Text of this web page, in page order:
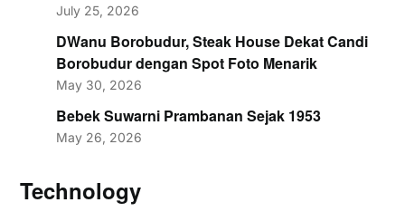
July 25, 2026
DWanu Borobudur, Steak House Dekat Candi
Borobudur dengan Spot Foto Menarik
May 30, 2026
Bebek Suwarni Prambanan Sejak 1953
May 26, 2026
Technology